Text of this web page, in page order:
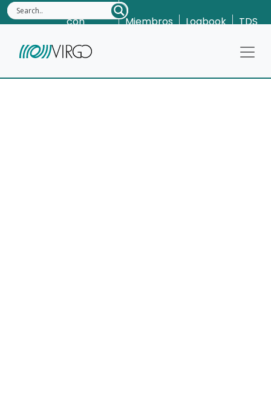
Contacta
con
Miembros Logbook TDS